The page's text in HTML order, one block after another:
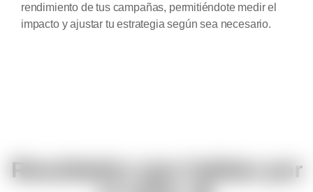
rendimiento de tus campañas, permitiéndote medir el
impacto y ajustar tu estrategia según sea necesario.
Resultados que hablan por